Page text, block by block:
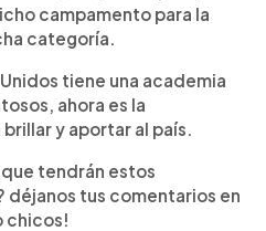
campamento para la
categoría.
tiene una academia
ahora es la
y aportar al país.
tendrán estos
déjanos tus comentarios en
chicos!